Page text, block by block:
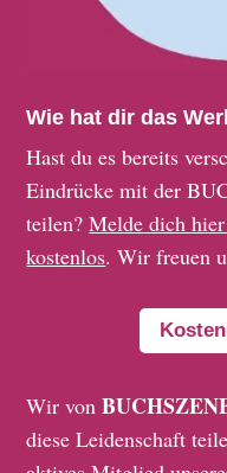
Wie hat dir das
Hast du es bereits
Eindrücke mit der
teilen?Melde dich
kostenlos. Wir freuen
Wir von
diese Leidenschaft